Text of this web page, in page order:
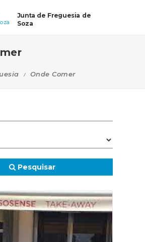
Junta de Freguesia de
Soza
Onde Comer
Pesquisar